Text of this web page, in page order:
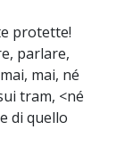
protette!
parlare,
mai, né
tram, <né
di quello